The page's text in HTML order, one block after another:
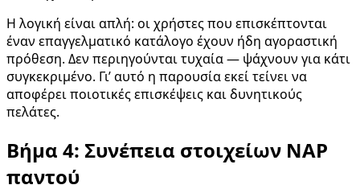
Η λογική είναι απλή: οι χρήστες που επισκέπτονται
έναν επαγγελματικό κατάλογο έχουν ήδη αγοραστική
πρόθεση. Δεν περιηγούνται τυχαία — ψάχνουν για κάτι
συγκεκριμένο. Γι’ αυτό η παρουσία εκεί τείνει να
αποφέρει ποιοτικές επισκέψεις και δυνητικούς
πελάτες.
Βήμα 4: Συνέπεια στοιχείων NAP
παντού